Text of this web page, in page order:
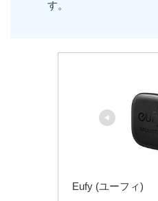
す。
Eufy (ユーフィ)